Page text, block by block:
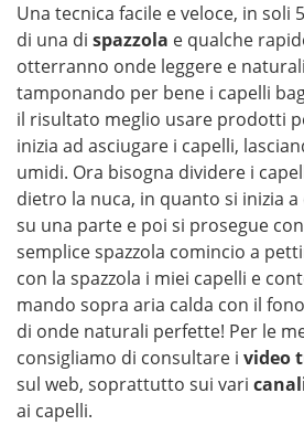
Una tecnica facile e veloce, in soli
di una di spazzola e qualche
otterranno onde leggere e
tamponando per bene i capelli
il risultato meglio usare prodotti
inizia ad asciugare i capelli,
umidi. Ora bisogna dividere i
dietro la nuca, in quanto si inizia
su una parte e poi si prosegue
semplice spazzola comincio a
con la spazzola i miei capelli e
mando sopra aria calda con il
di onde naturali perfette! Per le
consigliamo di consultare i video
sul web, soprattutto sui vari
ai capelli.